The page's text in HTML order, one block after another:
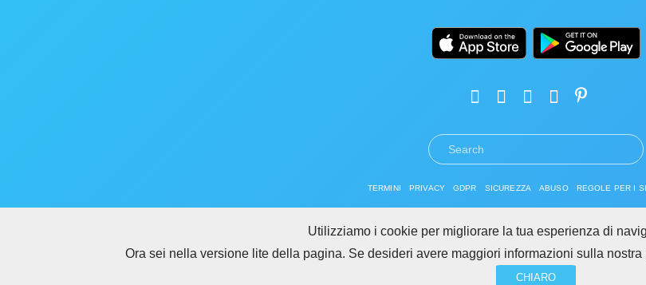
TERMINI PRIVACY GDPR SICUREZZA ABUSO REGOLE PER I
Utilizziamo i cookie per migliorare la tua esperienza di
Ora sei nella versione lite della pagina. Se desideri avere maggiori informazioni sulla
CHIARO